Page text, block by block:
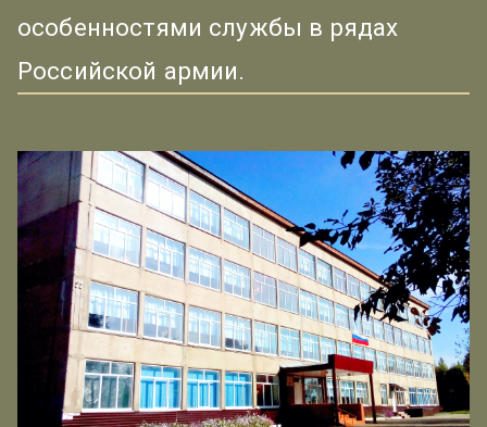
особенностями службы в рядах
Российской армии.